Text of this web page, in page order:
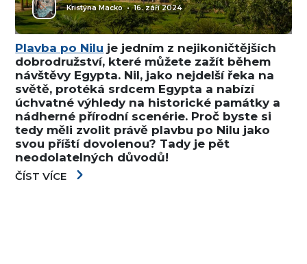
Kristýna Macko•16. září 2024
Plavba po Nilu je jedním z nejikoničtějších
dobrodružství, které můžete zažít během
návštěvy Egypta. Nil, jako nejdelší řeka na
světě, protéká srdcem Egypta a nabízí
úchvatné výhledy na historické památky a
nádherné přírodní scenérie. Proč byste si
tedy měli zvolit právě plavbu po Nilu jako
svou příští dovolenou? Tady je pět
neodolatelných důvodů!
ČÍST VÍCE